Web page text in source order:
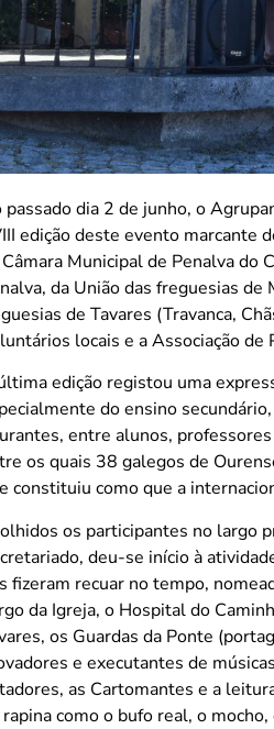
passado dia 2 de junho, o
edição deste evento marcante
Municipal de Penalva do
da União das freguesias de
de Tavares (Travanca,
locais e a Associação de
edição registou uma
do ensino
entre alunos,
os quais 38 galegos de
constituiu como que a
os participantes no largo
deu-se início à
fizeram recuar no tempo,
da Igreja, o Hospital do
os Guardas da Ponte
e executantes de
as Cartomantes e a
como o bufo real, o